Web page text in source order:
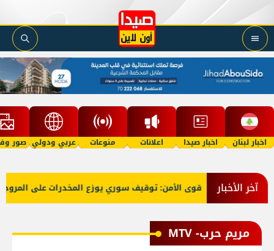
اخبار لبنان اخبار صيدا اعلانات منوعات عربي ودولي صور
آخر الأخبار
قوى الأمن: توقيف سوري يوزع المخدرات على المروجين من داخل
مريم حرب- MTV